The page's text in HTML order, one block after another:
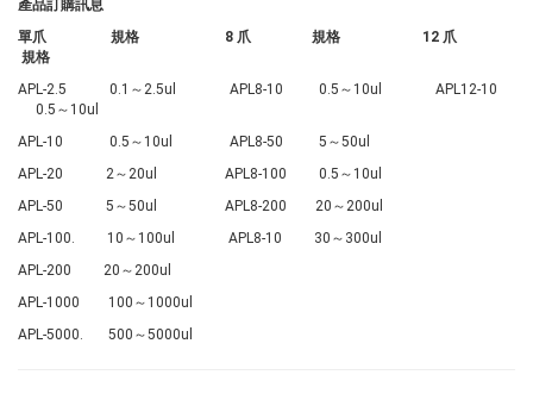
產品訂購訊息
單爪 規格 8 爪 規格 12 爪
規格
APL-2.5 0.1～2.5ul APL8-10 0.5～10ul APL12-10
0.5～10ul
APL-10 0.5～10ul APL8-50 5～50ul
APL-20 2～20ul APL8-100 0.5～10ul
APL-50 5～50ul APL8-200 20～200ul
APL-100. 10～100ul APL8-10 30～300ul
APL-200 20～200ul
APL-1000 100～1000ul
APL-5000. 500～5000ul